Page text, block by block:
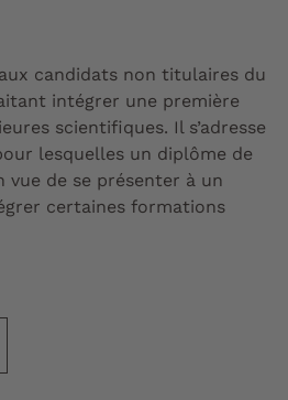
candidats non titulaires du
intégrer une première
scientifiques. Il s’adresse
lesquelles un diplôme de
vue de se présenter à un
certaines formations